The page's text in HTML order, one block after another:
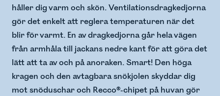
håller dig varm och skön. Ventilationsdragkedjorna
gör det enkelt att reglera temperaturen när det
blir för varmt. En av dragkedjorna går hela vägen
från armhåla till jackans nedre kant för att göra det
lätt att ta av och på anoraken. Smart! Den höga
kragen och den avtagbara snökjolen skyddar dig
mot snöduschar och Recco®-chipet på huvan gör